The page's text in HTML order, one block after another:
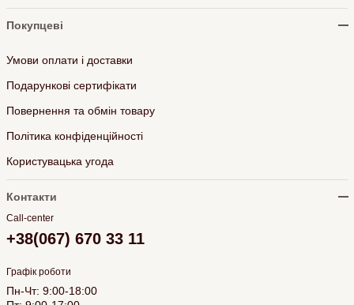
Покупцеві
Умови оплати і доставки
Подарункові сертифікати
Повернення та обмін товару
Політика конфіденційності
Користувацька угода
Контакти
Call-center
+38(067) 670 33 11
Графік роботи
Пн-Чт: 9:00-18:00